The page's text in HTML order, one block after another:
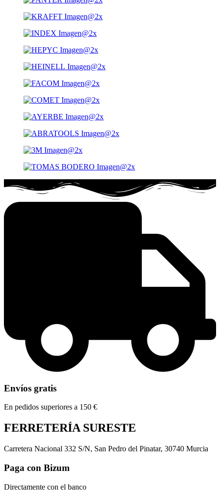
Envíos gratis
En pedidos superiores a 150 €
FERRETERÍA SURESTE
Carretera Nacional 332 S/N, San Pedro del Pinatar, 30740 Murcia
Paga con Bizum
Directamente con el banco